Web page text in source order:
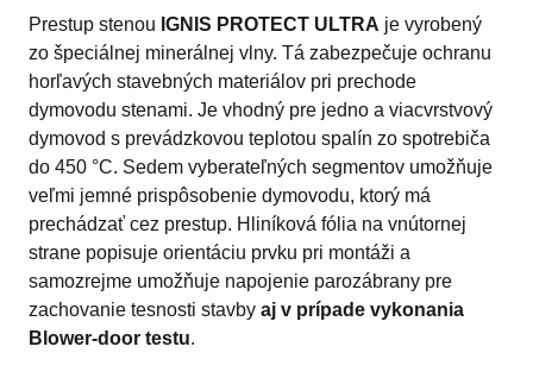
Prestup stenou IGNIS PROTECT ULTRA je vyrobený
zo špeciálnej minerálnej vlny. Tá zabezpečuje ochranu
horľavých stavebných materiálov pri prechode
dymovodu stenami. Je vhodný pre jedno a viacvrstvový
dymovod s prevádzkovou teplotou spalín zo spotrebiča
do 450 °C. Sedem vyberateľných segmentov umožňuje
veľmi jemné prispôsobenie dymovodu, ktorý má
prechádzať cez prestup. Hliníková fólia na vnútornej
strane popisuje orientáciu prvku pri montáži a
samozrejme umožňuje napojenie parozábrany pre
zachovanie tesnosti stavby aj v prípade vykonania
Blower-door testu.